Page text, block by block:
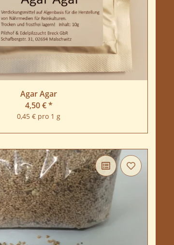
Agar Agar
4,50 €*
0,45 € pro 1 g